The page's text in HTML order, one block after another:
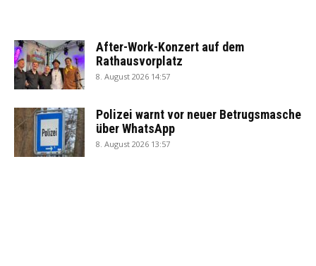
After-Work-Konzert auf dem
Rathausvorplatz
8. August 2026 14:57
Polizei warnt vor neuer Betrugsmasche
über WhatsApp
8. August 2026 13:57